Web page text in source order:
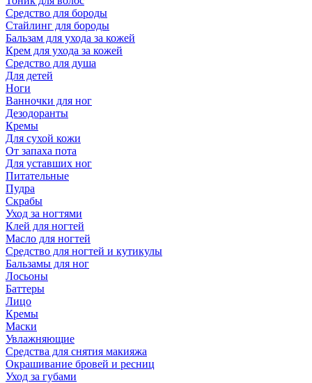
Средство для бороды
Стайлинг для бороды
Бальзам для ухода за кожей
Крем для ухода за кожей
Средство для душа
Для детей
Ноги
Ванночки для ног
Дезодоранты
Кремы
Для сухой кожи
От запаха пота
Для уставших ног
Питательные
Пудра
Скрабы
Уход за ногтями
Клей для ногтей
Масло для ногтей
Средство для ногтей и кутикулы
Бальзамы для ног
Лосьоны
Баттеры
Лицо
Кремы
Маски
Увлажняющие
Средства для снятия макияжа
Окрашивание бровей и ресниц
Уход за губами